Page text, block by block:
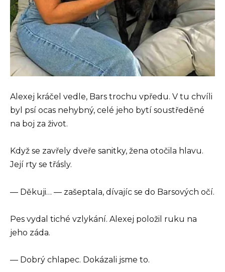
Alexej kráčel vedle, Bars trochu vpředu. V tu chvíli
byl psí ocas nehybný, celé jeho bytí soustředěné
na boj za život.
Když se zavřely dveře sanitky, žena otočila hlavu.
Její rty se třásly.
— Děkuji… — zašeptala, dívajíc se do Barsových očí.
Pes vydal tiché vzlykání. Alexej položil ruku na
jeho záda.
— Dobrý chlapec. Dokázali jsme to.